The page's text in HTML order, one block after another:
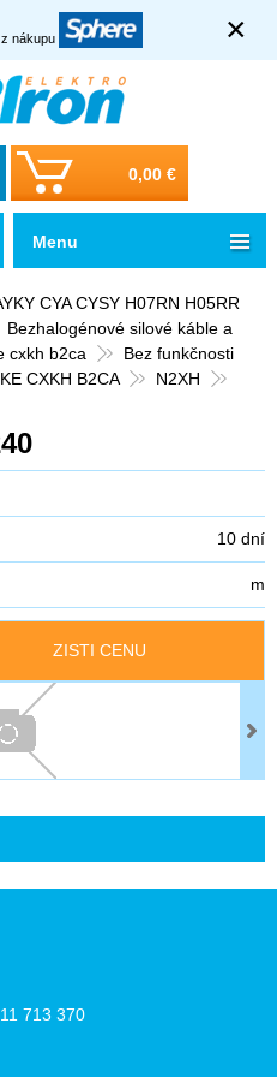
nákupu ×
0,00 €
CYA CYSY H07RN H05RR
Bezhalogénové silové káble a
cxkh b2ca
Bez funkčnosti
CXKH B2CA
N2XH
10 dní
m
ZISTI CENU
Menu
713 370